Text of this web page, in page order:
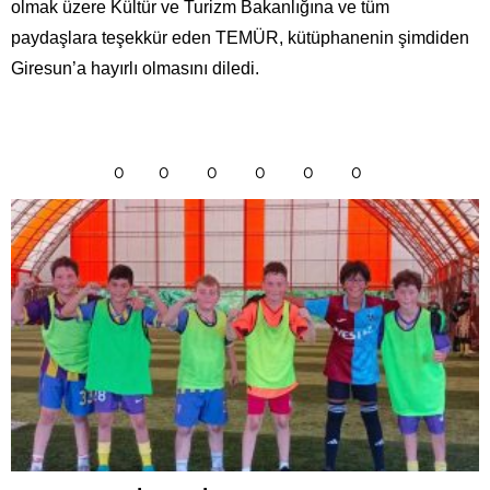
olmak üzere Kültür ve Turizm Bakanlığına ve tüm
paydaşlara teşekkür eden TEMÜR, kütüphanenin şimdiden
Giresun’a hayırlı olmasını diledi.
0 0 0 0 0 0